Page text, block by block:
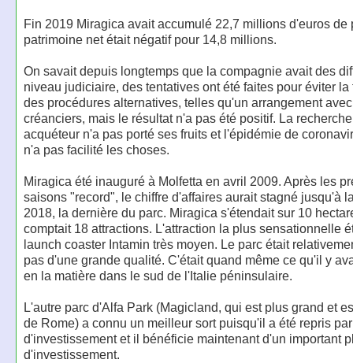
Fin 2019 Miragica avait accumulé 22,7 millions d'euros de
patrimoine net était négatif pour 14,8 millions.
On savait depuis longtemps que la compagnie avait des
niveau judiciaire, des tentatives ont été faites pour éviter
des procédures alternatives, telles qu'un arrangement
créanciers, mais le résultat n'a pas été positif. La
acquéteur n'a pas porté ses fruits et l'épidémie de
n'a pas facilité les choses.
Miragica été inauguré à Molfetta en avril 2009. Après les
saisons "record", le chiffre d'affaires aurait stagné jusqu'à
2018, la dernière du parc. Miragica s'étendait sur 10
comptait 18 attractions. L'attraction la plus sensationnelle
launch coaster Intamin très moyen. Le parc était
pas d'une grande qualité. C'était quand même ce qu'il y
en la matière dans le sud de l'Italie péninsulaire.
L'autre parc d'Alfa Park (Magicland, qui est plus grand et
de Rome) a connu un meilleur sort puisqu'il a été repris
d'investissement et il bénéficie maintenant d'un important
d'investissement.